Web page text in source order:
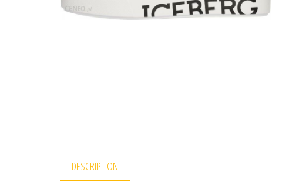
DESCRIPTION